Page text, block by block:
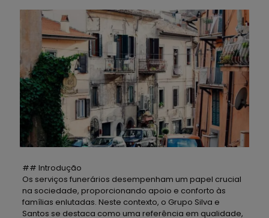
## Introdução
Os serviços funerários desempenham um papel crucial
na sociedade, proporcionando apoio e conforto às
famílias enlutadas. Neste contexto, o Grupo Silva e
Santos se destaca como uma referência em qualidade,